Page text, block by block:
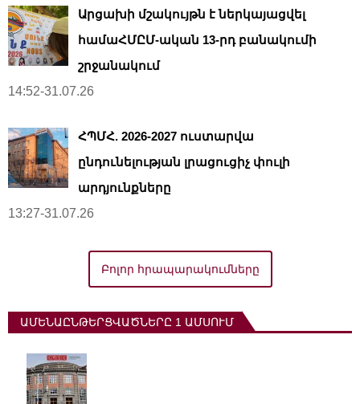
Արցախի մշակույթն է ներկայացվել
համաՀՄԸՄ-ական 13-րդ բանակումի
շրջանակում
14:52-31.07.26
ՀՊՄՀ. 2026-2027 ուստարվա
ընդունելության լրացուցիչ փուլի
արդյունքները
13:27-31.07.26
Բոլոր հրապարակումները
ԱՄԵՆԱԸՆԹԵՐՑՎԱԾՆԵՐԸ 1 ԱՄՍՈՒՄ